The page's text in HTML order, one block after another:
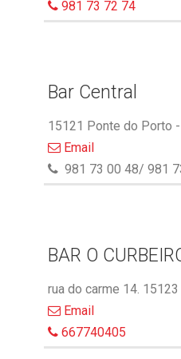
981 73 72 74
Bar Central
15121 Ponte do Porto
Email
981 73 00 48/ 981
BAR O
rua do carme 14.
Email
667740405